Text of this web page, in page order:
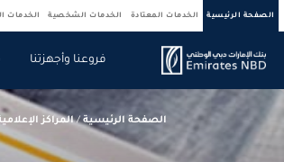
الصفحة الرئيسية الخدمات المعتادة الخدمات الشخصية الخدمات
فروعنا وأجهزتنا
الصفحة الرئيسية/المراكز